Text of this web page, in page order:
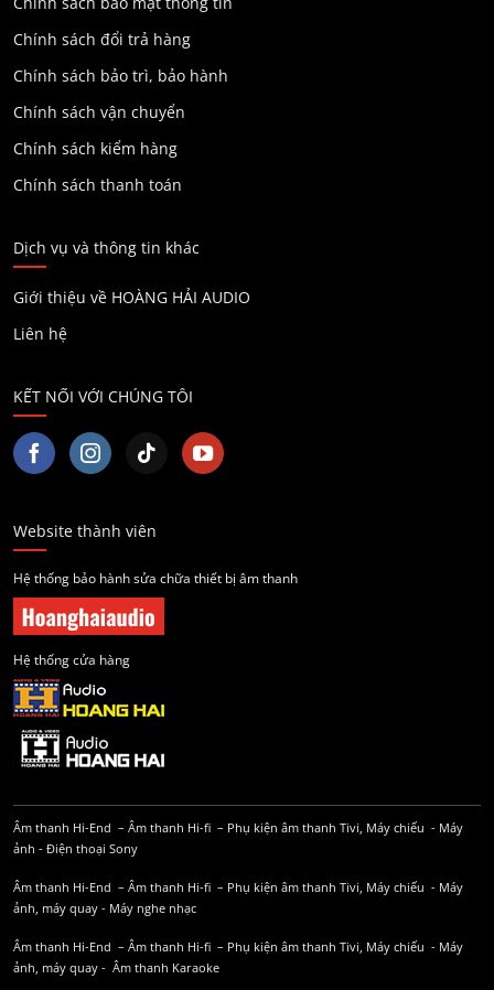
Chính sách đổi trả hàng
Chính sách bảo trì, bảo hành
Chính sách vận chuyển
Chính sách kiểm hàng
Chính sách thanh toán
Dịch vụ và thông tin khác
Giới thiệu về HOÀNG HẢI AUDIO
Liên hệ
KẾT NỐI VỚI CHÚNG TÔI
Website thành viên
Hệ thống bảo hành sửa chữa thiết bị âm thanh
Hệ thống cửa hàng
Âm thanh Hi-End – Âm thanh Hi-fi – Phụ kiện âm thanh Tivi, Máy chiếu - Máy
ảnh - Điện thoại Sony
Âm thanh Hi-End – Âm thanh Hi-fi – Phụ kiện âm thanh Tivi, Máy chiếu - Máy
ảnh, máy quay - Máy nghe nhạc
Âm thanh Hi-End – Âm thanh Hi-fi – Phụ kiện âm thanh Tivi, Máy chiếu - Máy
ảnh, máy quay - Âm thanh Karaoke